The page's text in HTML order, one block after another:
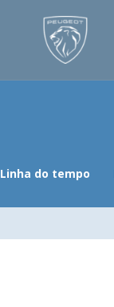
Linha do tempo